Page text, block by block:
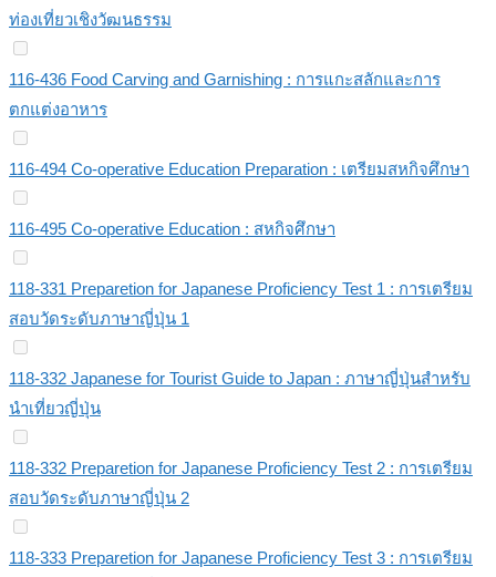
ท่องเที่ยวเชิงวัฒนธรรม
116-436 Food Carving and Garnishing : การแกะสลักและการ
ตกแต่งอาหาร
116-494 Co-operative Education Preparation : เตรียมสหกิจศึกษา
116-495 Co-operative Education : สหกิจศึกษา
118-331 Preparetion for Japanese Proficiency Test 1 : การเตรียม
สอบวัดระดับภาษาญี่ปุ่น 1
118-332 Japanese for Tourist Guide to Japan : ภาษาญี่ปุ่นสำหรับ
นำเที่ยวญี่ปุ่น
118-332 Preparetion for Japanese Proficiency Test 2 : การเตรียม
สอบวัดระดับภาษาญี่ปุ่น 2
118-333 Preparetion for Japanese Proficiency Test 3 : การเตรียม